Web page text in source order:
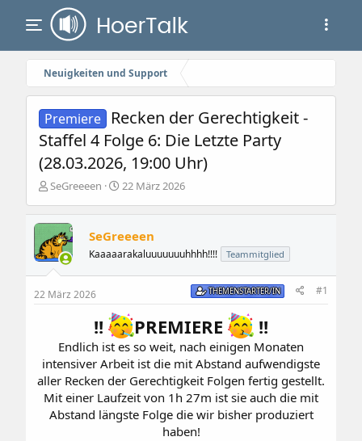
Neuigkeiten und Support
Premiere
Recken der Gerechtigkeit -
Staffel 4 Folge 6: Die Letzte Party
(28.03.2026, 19:00 Uhr)
E
s
t
e
l
r
SeGreeeen
E
s
e
l
m
22 März 2026
SeGreeeen
Kaaaaarakaluuuuuuuhhhh!!!! Teammitglied
22 März 2026 THEMENSTARTER/IN #1
!! PREMIERE !!
Endlich ist es so weit, nach einigen Monaten
intensiver Arbeit ist die mit Abstand aufwendigste
aller Recken der Gerechtigkeit Folgen fertig gestellt.
Mit einer Laufzeit von 1h 27m ist sie auch die mit
Abstand längste Folge die wir bisher produziert
haben!